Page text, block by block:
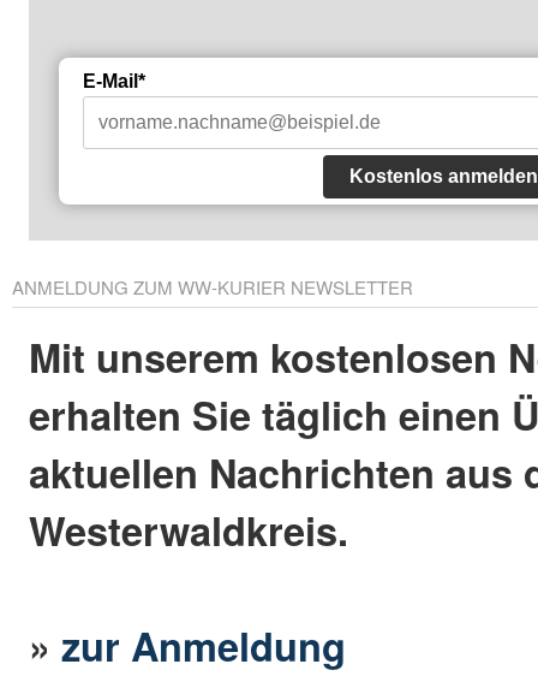
E-Mail*
Kostenlos anmelden
ANMELDUNG ZUM WW-KURIER NEWSLETTER
Mit unserem kostenlosen
erhalten Sie täglich einen
aktuellen Nachrichten aus
Westerwaldkreis.
»zur Anmeldung